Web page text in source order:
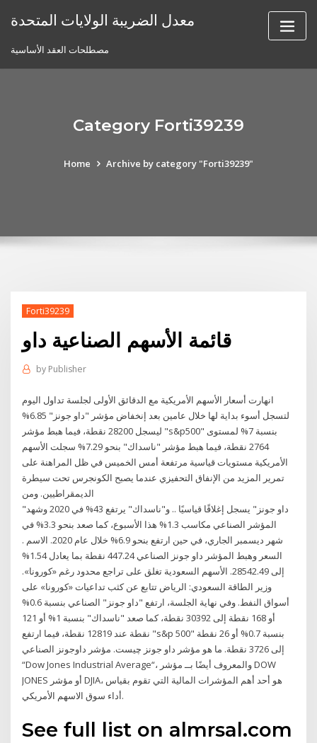
معدل الضريبة الولايات المتحدة
مصطلحات العقد الأساسية
Category Forti39239
Home Archive by category "Forti39239"
Forti39239
قائمة الأسهم الصناعية داو
by Publisher
انهارت أسعار الأسهم الأمريكية مع الدقائق الأولى لجلسة تداول اليوم
لتسجل أسوء بداية لها خلال عامين بعد إنخفاض مؤشر "داو جونز" 6.85%
ليسجل 28200 نقطة، فيما هبط مؤشر "s&p500" بنسبة 7% لمستوى
2764 نقطة، فيما هبط مؤشر "ناسداك" بنحو 7.29% سجلت الأسهم
الأمريكية مستويات قياسية مرتفعة أمس الخميس في ظل المراهنة على
تمرير المزيد من الإنفاق التحفيزي عندما يصبح الكونجرس تحت سيطرة
الديمقراطيين. ومن
"داو جونز" يسجل إغلاقًا قياسيًا .. و"ناسداك" يرتفع 43% في 2020 وشهد
المؤشر الصناعي مكاسب 1.3% هذا الأسبوع، كما صعد بنحو 3.3% في
شهر ديسمبر الجاري، في حين ارتفع بنحو 6.9% خلال عام 2020. الاسم .
السعر وهبط المؤشر داو جونز الصناعي 447.24 نقطة بما يعادل 1.54%
إلى 28542.49. الأسهم السعودية تغلق على تراجع محدود رغم «كورونا».
وزير الطاقة السعودي: الرياض تتابع عن كثب تداعيات «كورونا» على
أسواق النفط. وفي نهاية الجلسة، ارتفع "داو جونز" الصناعي بنسبة 0.6%
أو 168 نقطة إلى 30392 نقطة، كما صعد "ناسداك" بنسبة 1% أو 121
نقطة عند 12819 نقطة، فيما ارتفع "s&p 500" بنسبة 0.7% أو 26 نقطة
إلى 3726 نقطة. ما هو مؤشر داو جونز چيست. مؤشر داوجونز الصناعي
“Dow Jones Industrial Average“، والمعروف أيضًا بــ مؤشر DOW
JONES أو مؤشر DJIA، هو أحد أهم المؤشرات المالية التي تقوم بقياس
أداء سوق الاسهم الأمريكي.
See full list on almrsal.com